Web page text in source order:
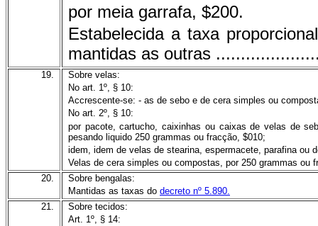
por meia garrafa, $200.
Estabelecida a taxa
mantidas as outras
19.
Sobre velas:
No art. 1º, § 10:
Accrescente-se: - as de sebo e de cera simples ou
No art. 2º, § 10:
por pacote, cartucho, caixinhas ou caixas de velas de
pesando liquido 250 grammas ou fracção, $010;
idem, idem de velas de stearina, espermacete, parafina ou
Velas de cera simples ou compostas, por 250 grammas ou
20.
Sobre bengalas:
Mantidas as taxas do decreto nº 5.890.
21.
Sobre tecidos:
Art. 1º, § 14: